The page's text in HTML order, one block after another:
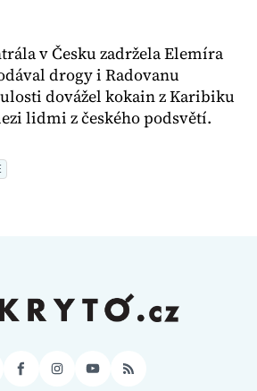
v Česku zadržela Elemíra
drogy i Radovanu
dovážel kokain z Karibiku
lidmi z českého podsvětí.
Facebook
Instagram
YouTube
RSS